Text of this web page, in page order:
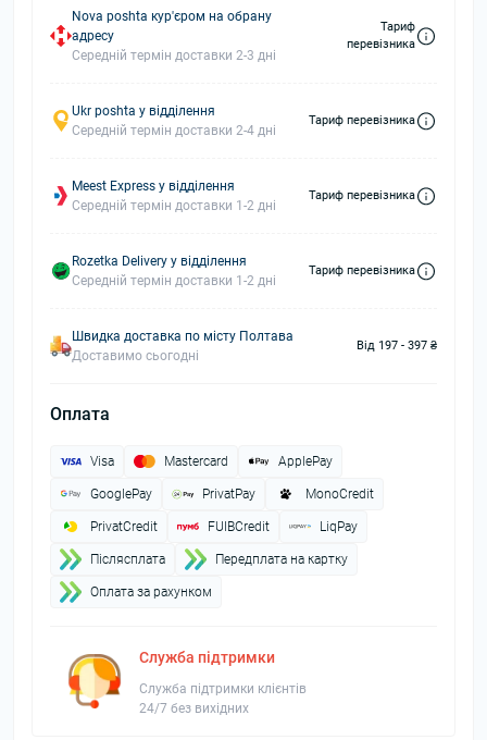
Nova poshta кур'єром на обрану
адресу
Середній термін доставки 2-3 дні
Тариф
перевізника
Ukr poshta у відділення
Середній термін доставки 2-4 дні
Тариф перевізника
Meest Express у відділення
Середній термін доставки 1-2 дні
Тариф перевізника
Rozetka Delivery у відділення
Середній термін доставки 1-2 дні
Тариф перевізника
Швидка доставка по місту Полтава
Доставимо сьогодні
Від 197 - 397 ₴
Оплата
Visa Mastercard ApplePay
GooglePay PrivatPay MonoCredit
PrivatCredit FUIBCredit LiqPay
Пiслясплата Передплата на картку
Оплата за рахунком
Служба підтримки
Служба підтримки клієнтів
24/7 без вихідних